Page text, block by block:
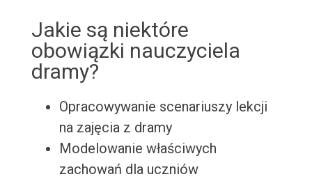
Jakie są niektóre
obowiązki nauczyciela
dramy?
Opracowywanie scenariuszy lekcji
na zajęcia z dramy
Modelowanie właściwych
zachowań dla uczniów